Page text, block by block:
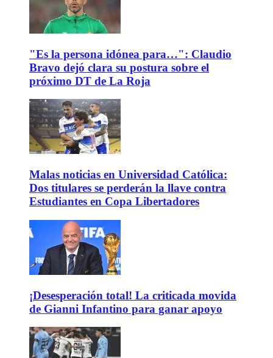
"Es la persona idónea para…": Claudio
Bravo dejó clara su postura sobre el
próximo DT de La Roja
Malas noticias en Universidad Católica:
Dos titulares se perderán la llave contra
Estudiantes en Copa Libertadores
¡Desesperación total! La criticada movida
de Gianni Infantino para ganar apoyo